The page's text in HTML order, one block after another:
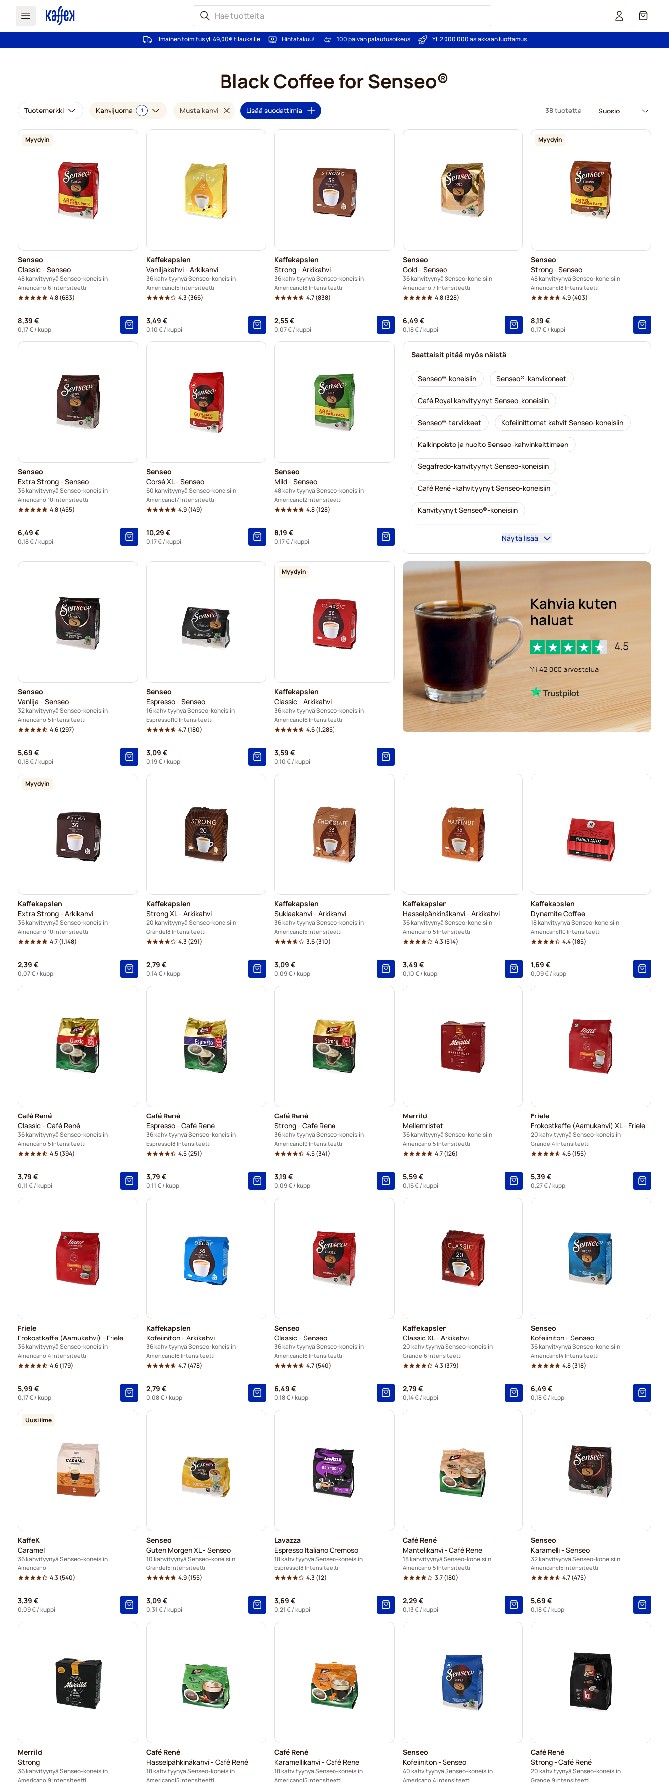
Kori
Ilmainen toimitus yli 49,00€ tilauksille Hintatakuu! 100 päivän palautusoikeus Yli 2 000 000 asiakkaan luottamus
Black Coffee for Senseo®
Tuotemerkki Kahvijuoma 1 Musta kahvi Lisää suodattimia 38 tuotetta
Myydyin
Senseo
Classic - Senseo
48 kahvityynyä Senseo-koneisiin
Americano 6 Intensiteetti
4.8(683)
8,39 €
0,17 €/ kuppi
Kaffekapslen
Vaniljakahvi - Arkikahvi
36 kahvityynyä Senseo-koneisiin
Americano 5 Intensiteetti
4.3 (366)
3,49 €
0,10 €/ kuppi
Kaffekapslen
Strong - Arkikahvi
36 kahvityynyä Senseo-koneisiin
Americano 8 Intensiteetti
4.7(838)
2,55 €
0,07 €/ kuppi
Senseo
Gold - Senseo
36 kahvityynyä Senseo-koneisiin
Americano 7 Intensiteetti
4.8(328)
6,49 €
0,18 €/ kuppi
Myydyin
Senseo
Strong - Senseo
48 kahvityynyä Senseo-koneisiin
Americano 8 Intensiteetti
4.9(403)
8,19 €
0,17 €/ kuppi
Senseo
Extra Strong - Senseo
36 kahvityynyä Senseo-koneisiin
Americano 10 Intensiteetti
4.8(455)
6,49 €
0,18 €/ kuppi
Senseo
Corsé XL - Senseo
60 kahvityynyä Senseo-koneisiin
Americano 7 Intensiteetti
4.9(149)
10,29 €
0,17 €/ kuppi
Senseo
Mild - Senseo
48 kahvityynyä Senseo-koneisiin
Americano 2 Intensiteetti
4.8(128)
8,19 €
0,17 €/ kuppi
Saattaisit pitää myös näistä
Senseo®-koneisiin Senseo®-kahvikoneet
Café Royal kahvityynyt Senseo-koneisiin
Senseo®-tarvikkeet Kofeiinittomat kahvit Senseo-koneisiin
Kalkinpoisto ja huolto Senseo-kahvinkeittimeen
Segafredo-kahvityynyt Senseo-koneisiin
Café René -kahvityynyt Senseo-koneisiin
Kahvityynyt Senseo®-koneisiin
Friele-kahvityynyt Senseo-koneisiin
Marcilla-kahvityynyt Senseo-koneisiin
Gimoka-kahvityynyt Senseo-koneisiin
Tyynyt Senseo-koneisiin Kaffekapslen for Senseo®
Senseo-kahvityynyt Senseo-koneisiin
Näytä lisää
Senseo
Vanlija - Senseo
32 kahvityynyä Senseo-koneisiin
Americano 5 Intensiteetti
4.6(297)
5,69 €
0,18 €/ kuppi
Senseo
Espresso - Senseo
16 kahvityynyä Senseo-koneisiin
Espresso 10 Intensiteetti
4.7(180)
3,09 €
0,19 €/ kuppi
Myydyin
Kaffekapslen
Classic - Arkikahvi
36 kahvityynyä Senseo-koneisiin
Americano 6 Intensiteetti
4.6(1.285)
3,59 €
0,10 €/ kuppi
Myydyin
Kaffekapslen
Extra Strong - Arkikahvi
36 kahvityynyä Senseo-koneisiin
Americano 10 Intensiteetti
4.7(1.148)
2,39 €
0,07 €/ kuppi
Kaffekapslen
Strong XL - Arkikahvi
20 kahvityynyä Senseo-koneisiin
Grande 8 Intensiteetti
4.3 (291)
2,79 €
0,14 €/ kuppi
Kaffekapslen
Suklaakahvi - Arkikahvi
36 kahvityynyä Senseo-koneisiin
Americano 5 Intensiteetti
3.6(310)
3,09 €
0,09 €/ kuppi
Kaffekapslen
Hasselpähkinäkahvi - Arkikahvi
36 kahvityynyä Senseo-koneisiin
Americano 5 Intensiteetti
4.3 (514)
3,49 €
0,10 €/ kuppi
Kaffekapslen
Dynamite Coffee
18 kahvityynyä Senseo-koneisiin
Americano 10 Intensiteetti
4.4(185)
1,69 €
0,09 €/ kuppi
Café René
Classic - Café René
36 kahvityynyä Senseo-koneisiin
Americano 5 Intensiteetti
4.5(394)
3,79 €
0,11 €/ kuppi
Café René
Espresso - Café René
36 kahvityynyä Senseo-koneisiin
Espresso 8 Intensiteetti
4.5(251)
3,79 €
0,11 €/ kuppi
Café René
Strong - Café René
36 kahvityynyä Senseo-koneisiin
Americano 9 Intensiteetti
4.5(341)
3,19 €
0,09 €/ kuppi
Merrild
Mellemristet
36 kahvityynyä Senseo-koneisiin
Americano 5 Intensiteetti
4.7(126)
5,59 €
0,16 €/ kuppi
Friele
Frokostkaffe (Aamukahvi) XL - Friele
20 kahvityynyä Senseo-koneisiin
Grande 4 Intensiteetti
4.6(155)
5,39 €
0,27 €/ kuppi
Friele
Frokostkaffe (Aamukahvi) - Friele
36 kahvityynyä Senseo-koneisiin
Americano 4 Intensiteetti
4.6(179)
5,99 €
0,17 €/ kuppi
Kaffekapslen
Kofeiiniton - Arkikahvi
36 kahvityynyä Senseo-koneisiin
Americano 6 Intensiteetti
4.7(478)
2,79 €
0,08 €/ kuppi
Senseo
Classic - Senseo
36 kahvityynyä Senseo-koneisiin
Americano 6 Intensiteetti
4.7(540)
6,49 €
0,18 €/ kuppi
Kaffekapslen
Classic XL - Arkikahvi
20 kahvityynyä Senseo-koneisiin
Grande 6 Intensiteetti
4.3 (379)
2,79 €
0,14 €/ kuppi
Senseo
Kofeiiniton - Senseo
36 kahvityynyä Senseo-koneisiin
Americano 4 Intensiteetti
4.8(318)
6,49 €
0,18 €/ kuppi
Uusi ilme
KaffeK
Caramel
36 kahvityynyä Senseo-koneisiin
Americano
4.3 (540)
3,39 €
0,09 €/ kuppi
Senseo
Guten Morgen XL - Senseo
10 kahvityynyä Senseo-koneisiin
Grande 5 Intensiteetti
4.9(155)
3,09 €
0,31 €/ kuppi
Lavazza
Espresso Italiano Cremoso
18 kahvityynyä Senseo-koneisiin
Espresso 8 Intensiteetti
4.3 (12)
3,69 €
0,21 €/ kuppi
Café René
Mantelikahvi - Café Rene
18 kahvityynyä Senseo-koneisiin
Americano 5 Intensiteetti
3.7(180)
2,29 €
0,13 €/ kuppi
Senseo
Karamelli - Senseo
32 kahvityynyä Senseo-koneisiin
Americano 5 Intensiteetti
4.7(475)
5,69 €
0,18 €/ kuppi
Merrild
Strong
36 kahvityynyä Senseo-koneisiin
Americano 9 Intensiteetti
Café René
Hasselpähkinäkahvi - Café René
18 kahvityynyä Senseo-koneisiin
Americano 5 Intensiteetti
Café René
Karamellikahvi - Café Rene
18 kahvityynyä Senseo-koneisiin
Americano 5 Intensiteetti
Senseo
Kofeiiniton - Senseo
40 kahvityynyä Senseo-koneisiin
Americano 4 Intensiteetti
Café René
Strong - Café René
20 kahvityynyä Senseo-koneisiin
Grande 9 Intensiteetti